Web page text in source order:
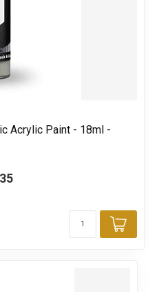
Acrylic Paint - 18ml -